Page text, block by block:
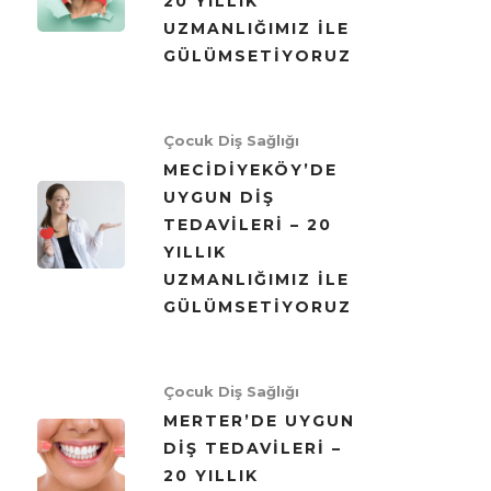
UZMANLIĞIMIZ ILE
GÜLÜMSETIYORUZ
Çocuk Diş Sağlığı
MECIDIYEKÖY’DE
UYGUN DIŞ
TEDAVILERI – 20
YILLIK
UZMANLIĞIMIZ ILE
GÜLÜMSETIYORUZ
Çocuk Diş Sağlığı
MERTER’DE UYGUN
DIŞ TEDAVILERI –
20 YILLIK